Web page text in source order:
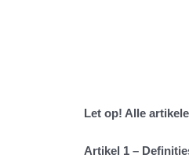
Let op! Alle
Artikel 1 –